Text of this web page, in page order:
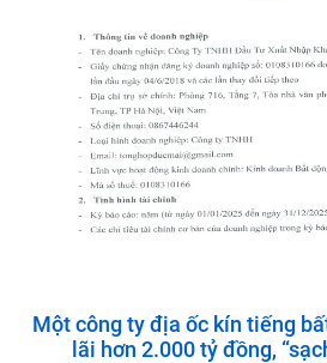
Một công ty địa ốc kín tiếng
lãi hơn 2.000 tỷ đồng,